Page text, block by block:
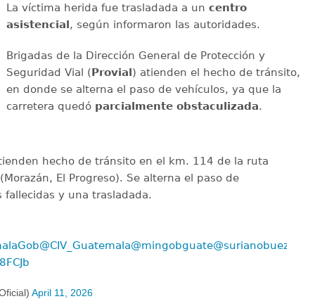
La víctima herida fue trasladada a un centro
asistencial, según informaron las autoridades.
Brigadas de la Dirección General de Protección y
Seguridad Vial (Provial) atienden el hecho de tránsito,
en donde se alterna el paso de vehículos, ya que la
carretera quedó parcialmente obstaculizada.
hecho de tránsito en el km. 114 de la ruta
El Progreso). Se alterna el paso de
fallecidas y una trasladada.
@CIV_Guatemala@mingobguate@surianobuezo
April 11, 2026